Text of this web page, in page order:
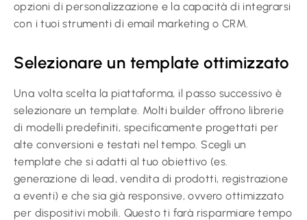
opzioni di personalizzazione e la capacità di integrarsi
con i tuoi strumenti di email marketing o CRM.
Selezionare un template ottimizzato
Una volta scelta la piattaforma, il passo successivo è
selezionare un template. Molti builder offrono librerie
di modelli predefiniti, specificamente progettati per
alte conversioni e testati nel tempo. Scegli un
template che si adatti al tuo obiettivo (es.
generazione di lead, vendita di prodotti, registrazione
a eventi) e che sia già responsive, ovvero ottimizzato
per dispositivi mobili. Questo ti farà risparmiare tempo